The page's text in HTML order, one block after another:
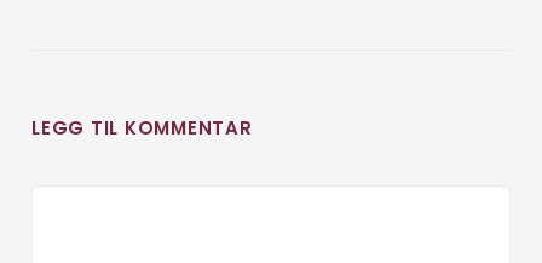
LEGG TIL KOMMENTAR